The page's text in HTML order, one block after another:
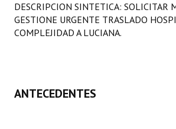
LEGISLACIÓN
Carta Orgánica 2007
DESCRIPCION SINTETICA: SOLICITAR
GESTIONE URGENTE TRASLADO
COMPLEJIDAD A LUCIANA.
ANTECEDENTES